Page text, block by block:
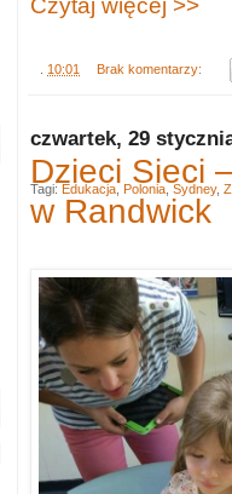
10:01 Brak komentarzy:
czwartek, 29
Dzieci Sieci
w Randwick
Tagi: Edukacja Polonia Sydney,